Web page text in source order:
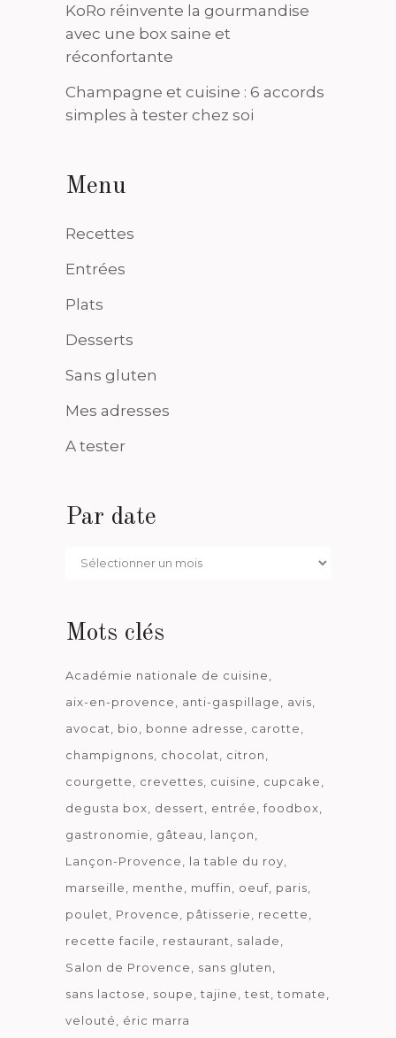
KoRo réinvente la gourmandise
avec une box saine et
réconfortante
Champagne et cuisine : 6 accords
simples à tester chez soi
Menu
Recettes
Entrées
Plats
Desserts
Sans gluten
Mes adresses
A tester
Par date
Par
Mots clés
Académie nationale de cuisine
aix-en-provence
anti-gaspillage
avis
avocat
bio bonne adresse
carotte
champignons
chocolat
citron
courgette
crevettes cuisine
cupcake
degusta box
dessert entrée
foodbox
gastronomie
gâteau
lançon
Lançon-Provence
la table du roy
marseille
menthe muffin oeuf paris
poulet
Provence pâtisserie
recette
recette facile
restaurant
salade
Salon de Provence
sans gluten
sans lactose
soupe tajine test
tomate
velouté
éric marra